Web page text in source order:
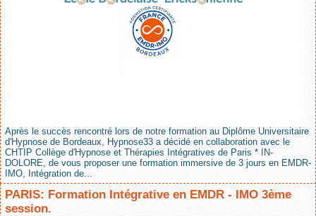
Après le succès rencontré lors de notre formation au Diplôme Universitaire
d'Hypnose de Bordeaux, Hypnose33 a décidé en collaboration avec le
CHTIP Collège d'Hypnose et Thérapies Intégratives de Paris * IN-
DOLORE, de vous proposer une formation immersive de 3 jours en EMDR-
IMO, Intégration de...
PARIS: Formation Intégrative en EMDR - IMO 3ème
session.